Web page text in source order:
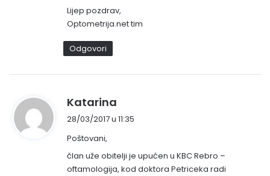
Lijep pozdrav,
Optometrija.net tim
Odgovori
Katarina
a
s
a
28/03/2017 u 11:35
Poštovani,
član uže obitelji je upućen u KBC Rebro –
oftamologija, kod doktora Petriceka radi